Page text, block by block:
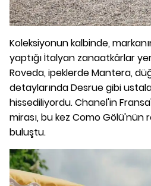
Koleksiyonun kalbinde,
yaptığı İtalyan zanaatkârlar
Roveda, ipeklerde Mantera,
detaylarında Desrue gibi
hissediliyordu. Chanel'in
mirası, bu kez Como Gölü'nün
buluştu.